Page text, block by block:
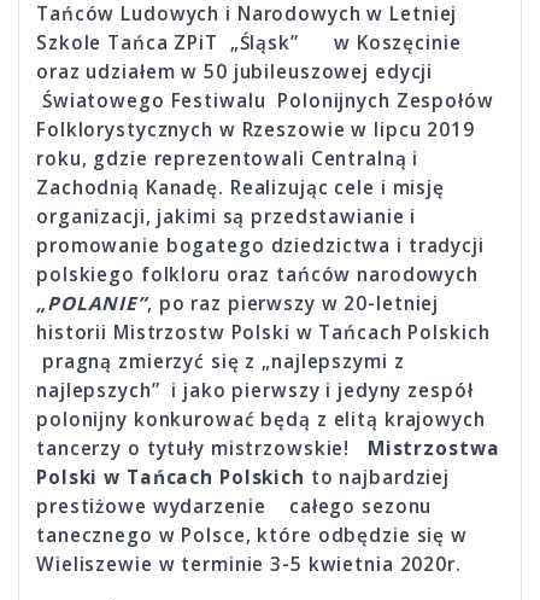
Tańców Ludowych i Narodowych w Letniej
Szkole Tańca ZPiT „Śląsk” w Koszęcinie
oraz udziałem w 50 jubileuszowej edycji
Światowego Festiwalu Polonijnych Zespołów
Folklorystycznych w Rzeszowie w lipcu 2019
roku, gdzie reprezentowali Centralną i
Zachodnią Kanadę. Realizując cele i misję
organizacji, jakimi są przedstawianie i
promowanie bogatego dziedzictwa i tradycji
polskiego folkloru oraz tańców narodowych
„POLANIE”, po raz pierwszy w 20-letniej
historii Mistrzostw Polski w Tańcach Polskich
pragną zmierzyć się z „najlepszymi z
najlepszych” i jako pierwszy i jedyny zespół
polonijny konkurować będą z elitą krajowych
tancerzy o tytuły mistrzowskie! Mistrzostwa
Polski w Tańcach Polskich to najbardziej
prestiżowe wydarzenie całego sezonu
tanecznego w Polsce, które odbędzie się w
Wieliszewie w terminie 3-5 kwietnia 2020r.